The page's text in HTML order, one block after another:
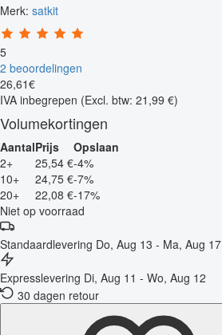
Merk: satkit
5
2 beoordelingen
26,61€
IVA inbegrepen (Excl. btw: 21,99 €)
Volumekortingen
AantalPrijs
Opslaan
2+
25,54 €-4%
10+
24,75 €-7%
20+
22,08 €-17%
Niet op voorraad
Standaardlevering Do, Aug 13 - Ma, Aug 17
Expresslevering Di, Aug 11 - Wo, Aug 12
30 dagen retour